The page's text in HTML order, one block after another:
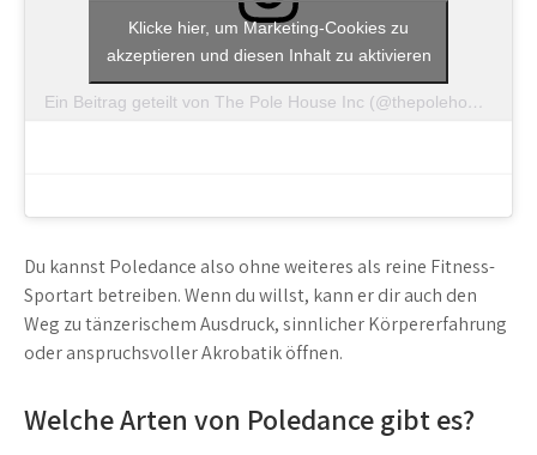
Klicke hier, um Marketing-Cookies zu
akzeptieren und diesen Inhalt zu aktivieren
Du kannst Poledance also ohne weiteres als reine Fitness-
Sportart betreiben. Wenn du willst, kann er dir auch den
Weg zu tänzerischem Ausdruck, sinnlicher Körpererfahrung
oder anspruchsvoller Akrobatik öffnen.
Welche Arten von Poledance gibt es?